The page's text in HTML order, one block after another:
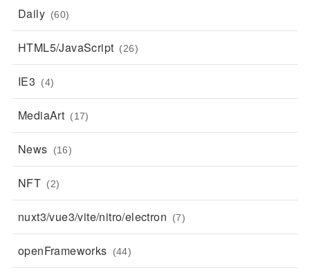
Daily (60)
HTML5/JavaScript (26)
IE3 (4)
MediaArt (17)
News (16)
NFT (2)
nuxt3/vue3/vite/nitro/electron (7)
openFrameworks (44)